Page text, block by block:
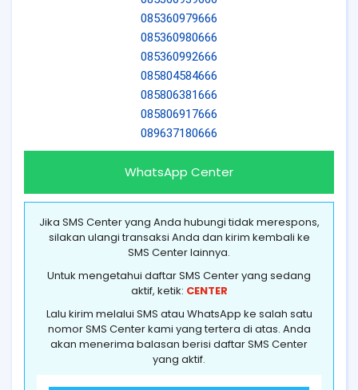
085360979666
085360980666
085360992666
085804584666
085806381666
085806917666
089637180666
WhatsApp Center
Jika SMS Center yang Anda hubungi tidak merespons,
silakan ulangi transaksi Anda dan kirim kembali ke
SMS Center lainnya.
Untuk mengetahui daftar SMS Center yang sedang
aktif, ketik: CENTER
Lalu kirim melalui SMS atau WhatsApp ke salah satu
nomor SMS Center kami yang tertera di atas. Anda
akan menerima balasan berisi daftar SMS Center
yang aktif.